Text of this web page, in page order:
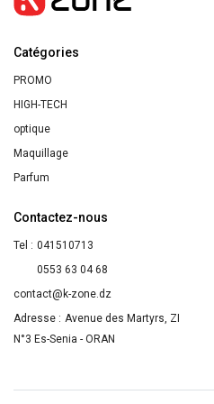
100ml
Catégories
PROMO
HIGH-TECH
optique
Maquillage
Parfum
Contactez-nous
Tel : 041510713
0553 63 04 68
contact@k-zone.dz
Adresse : Avenue des Martyrs, ZI
N°3 Es-Senia - ORAN